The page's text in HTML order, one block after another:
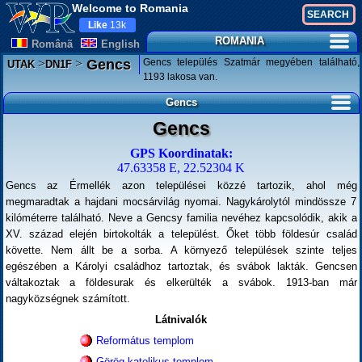
Welcome to Romania
Românã English
Like 13k
ROMANIA
UTAK>DN1F>Gencs
Gencs település Szatmár megyében található,
1193 lakosa van.
Gencs
Gencs
GPS Koordinatak:
47.63358 E, 22.52304 K
Gencs az Érmellék azon települései közzé tartozik, ahol még
megmaradtak a hajdani mocsárvilág nyomai. Nagykárolytól mindössze 7
kilóméterre található. Neve a Gencsy familia nevéhez kapcsolódik, akik a
XV. század elején birtokolták a települést. Őket több földesúr család
követte. Nem állt be a sorba. A környező települések szinte teljes
egészében a Károlyi családhoz tartoztak, és svábok lakták. Gencsen
váltakoztak a földesurak és elkerülték a svábok. 1913-ban már
nagyközségnek számított.
Látnivalók
Református templom